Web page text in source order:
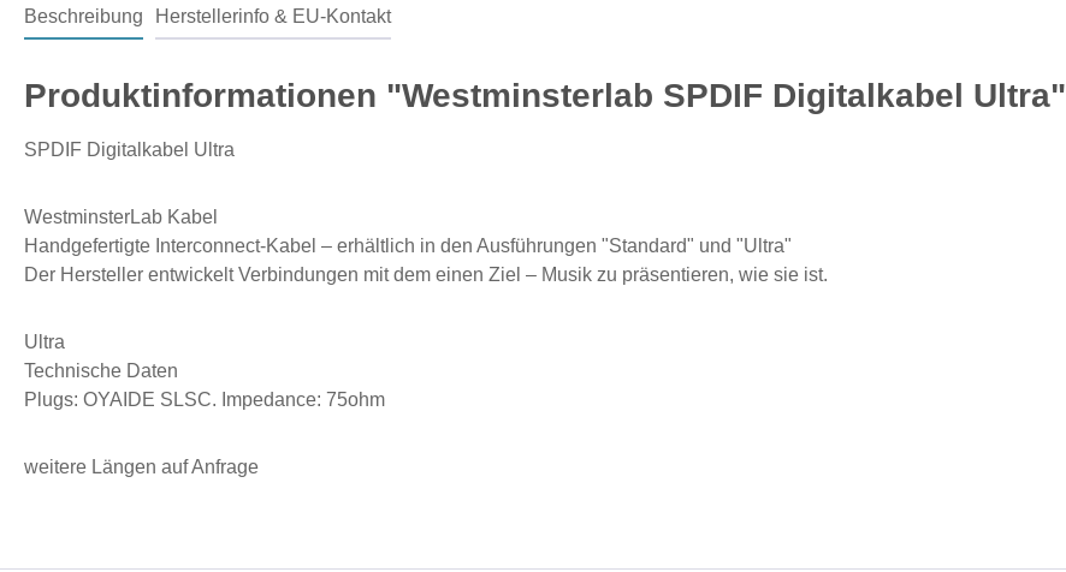
Beschreibung Herstellerinfo & EU-Kontakt
Produktinformationen "Westminsterlab SPDIF Digitalkabel Ultra"
SPDIF Digitalkabel Ultra
WestminsterLab Kabel
Handgefertigte Interconnect-Kabel – erhältlich in den Ausführungen "Standard" und "Ultra"
Der Hersteller entwickelt Verbindungen mit dem einen Ziel – Musik zu präsentieren, wie sie ist.
Ultra
Technische Daten
Plugs: OYAIDE SLSC. Impedance: 75ohm
weitere Längen auf Anfrage